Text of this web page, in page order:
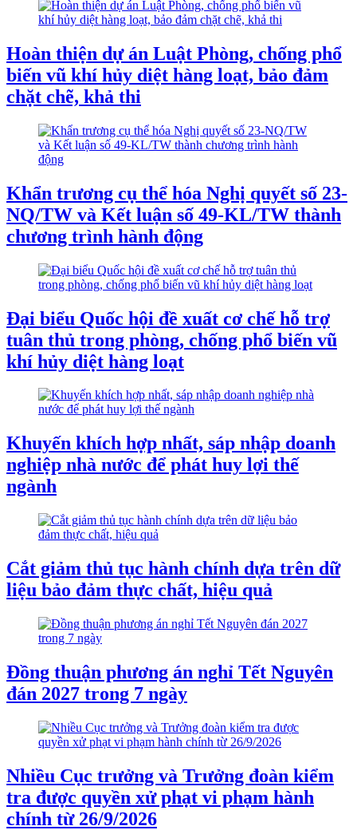
Hoàn thiện dự án Luật Phòng, chống phổ
biến vũ khí hủy diệt hàng loạt, bảo đảm
chặt chẽ, khả thi
Khẩn trương cụ thể hóa Nghị quyết số 23-
NQ/TW và Kết luận số 49-KL/TW thành
chương trình hành động
Đại biểu Quốc hội đề xuất cơ chế hỗ trợ
tuân thủ trong phòng, chống phổ biến vũ
khí hủy diệt hàng loạt
Khuyến khích hợp nhất, sáp nhập doanh
nghiệp nhà nước để phát huy lợi thế
ngành
Cắt giảm thủ tục hành chính dựa trên dữ
liệu bảo đảm thực chất, hiệu quả
Đồng thuận phương án nghỉ Tết Nguyên
đán 2027 trong 7 ngày
Nhiều Cục trưởng và Trưởng đoàn kiểm
tra được quyền xử phạt vi phạm hành
chính từ 26/9/2026